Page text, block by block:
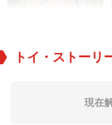
トイ・ストーリ
現在